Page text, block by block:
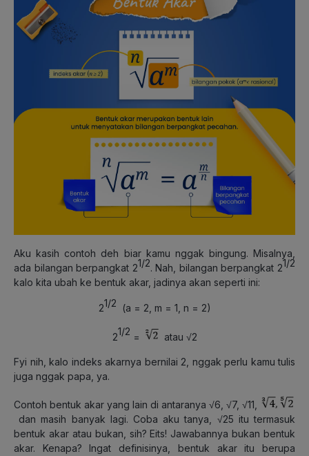
Aku kasih contoh deh biar kamu nggak bingung. Misalnya,
ada bilangan berpangkat 21/2. Nah, bilangan berpangkat 21/2
kalo kita ubah ke bentuk akar, jadinya akan seperti ini:
21/2 (a = 2, m = 1, n = 2)
21/2 = atau √2
Fyi nih, kalo indeks akarnya bernilai 2, nggak perlu kamu tulis
juga nggak papa, ya.
Contoh bentuk akar yang lain di antaranya √6, √7, √11,
dan masih banyak lagi. Coba aku tanya, √25 itu termasuk
bentuk akar atau bukan, sih? Eits! Jawabannya bukan bentuk
akar. Kenapa? Ingat definisinya, bentuk akar itu berupa